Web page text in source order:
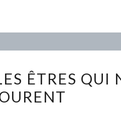
AUBURN
LES
ÊTRES QUI